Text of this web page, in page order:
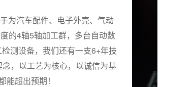
为汽车配件、电子外壳、气动
的4轴5轴加工群，多台自动数
测设备，我们还有一支6+年技
，以工艺为核心，以诚信为基
超出预期！